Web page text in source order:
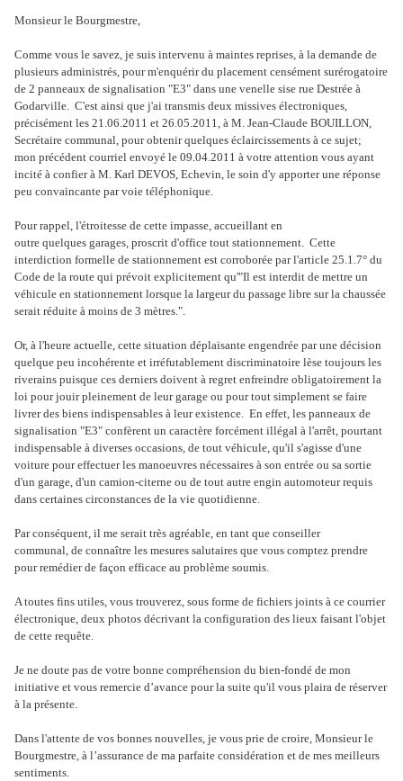
Monsieur le Bourgmestre,
Comme vous le savez, je suis intervenu à maintes reprises, à la demande de
plusieurs administrés, pour m'enquérir du placement censément surérogatoire
de 2 panneaux de signalisation "E3" dans une venelle sise rue Destrée à
Godarville. C'est ainsi que j'ai transmis deux missives électroniques,
précisément les 21.06.2011 et 26.05.2011, à M. Jean-Claude BOUILLON,
Secrétaire communal, pour obtenir quelques éclaircissements à ce sujet;
mon précédent courriel envoyé le 09.04.2011 à votre attention vous ayant
incité à confier à M. Karl DEVOS, Echevin, le soin d'y apporter une réponse
peu convaincante par voie téléphonique.
Pour rappel, l'étroitesse de cette impasse, accueillant en
outre quelques garages, proscrit d'office tout stationnement. Cette
interdiction formelle de stationnement est corroborée par l'article 25.1.7° du
Code de la route qui prévoit explicitement qu'"Il est interdit de mettre un
véhicule en stationnement lorsque la largeur du passage libre sur la chaussée
serait réduite à moins de 3 mètres.".
Or, à l'heure actuelle, cette situation déplaisante engendrée par une décision
quelque peu incohérente et irréfutablement discriminatoire lèse toujours les
riverains puisque ces derniers doivent à regret enfreindre obligatoirement la
loi pour jouir pleinement de leur garage ou pour tout simplement se faire
livrer des biens indispensables à leur existence. En effet, les panneaux de
signalisation "E3" confèrent un caractère forcément illégal à l'arrêt, pourtant
indispensable à diverses occasions, de tout véhicule, qu'il s'agisse d'une
voiture pour effectuer les manoeuvres nécessaires à son entrée ou sa sortie
d'un garage, d'un camion-citerne ou de tout autre engin automoteur requis
dans certaines circonstances de la vie quotidienne.
Par conséquent, il me serait très agréable, en tant que conseiller
communal, de connaître les mesures salutaires que vous comptez prendre
pour remédier de façon efficace au problème soumis.
A toutes fins utiles, vous trouverez, sous forme de fichiers joints à ce courrier
électronique, deux photos décrivant la configuration des lieux faisant l'objet
de cette requête.
Je ne doute pas de votre bonne compréhension du bien-fondé de mon
initiative et vous remercie d’avance pour la suite qu'il vous plaira de réserver
à la présente.
Dans l'attente de vos bonnes nouvelles, je vous prie de croire, Monsieur le
Bourgmestre, à l’assurance de ma parfaite considération et de mes meilleurs
sentiments.